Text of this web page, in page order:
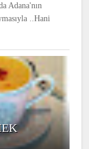
Adana'nın
..Hani